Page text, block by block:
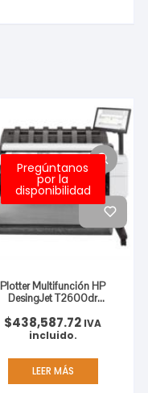
Pregúntanos
por la
disponibilidad
Plotter Multifunción HP
DesingJet T2600dr
Térmica de Tinta 36′
Resolución 2400×1200
$438,587.72 IVA
incluido.
LEER MÁS